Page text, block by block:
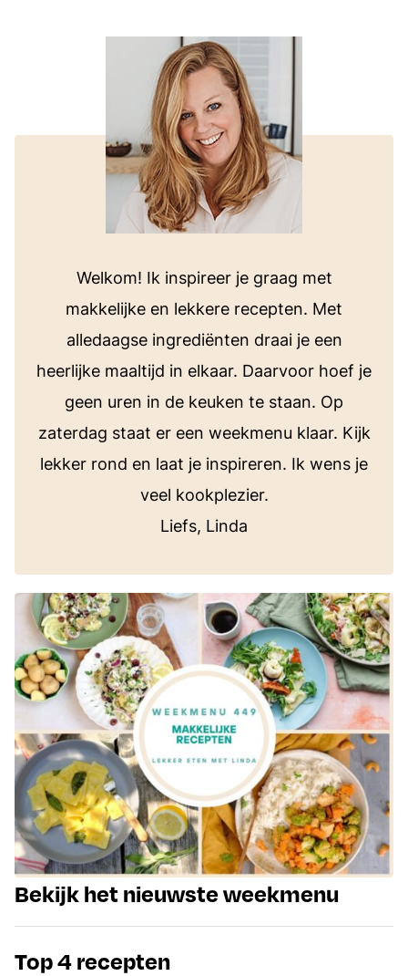
Welkom! Ik inspireer je graag met
makkelijke en lekkere recepten. Met
alledaagse ingrediënten draai je een
heerlijke maaltijd in elkaar. Daarvoor hoef je
geen uren in de keuken te staan. Op
zaterdag staat er een weekmenu klaar. Kijk
lekker rond en laat je inspireren. Ik wens je
veel kookplezier.
Liefs, Linda
Bekijk het nieuwste weekmenu
Top 4 recepten